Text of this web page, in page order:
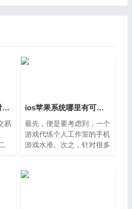
王者荣耀代练平台支付交易流程【嘉世代练工作室】
易
.
ios苹果系统哪里有可靠的王者荣耀代练
最先，便是要考虑到，一个
游戏代练个人工作室的手机
游戏水准。次之，针对很多
行。由于终究仅有拥有信誉